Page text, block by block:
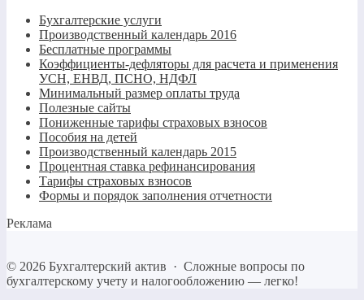
Бухгалтерские услуги
Производственный календарь 2016
Бесплатные программы
Коэффициенты-дефляторы для расчета и применения
УСН, ЕНВД, ПСНО, НДФЛ
Минимальный размер оплаты труда
Полезные сайты
Пониженные тарифы страховых взносов
Пособия на детей
Производственный календарь 2015
Процентная ставка рефинансирования
Тарифы страховых взносов
Формы и порядок заполнения отчетности
Реклама
© 2026 Бухгалтерский актив · Сложные вопросы по
бухгалтерскому учету и налогообложению — легко!